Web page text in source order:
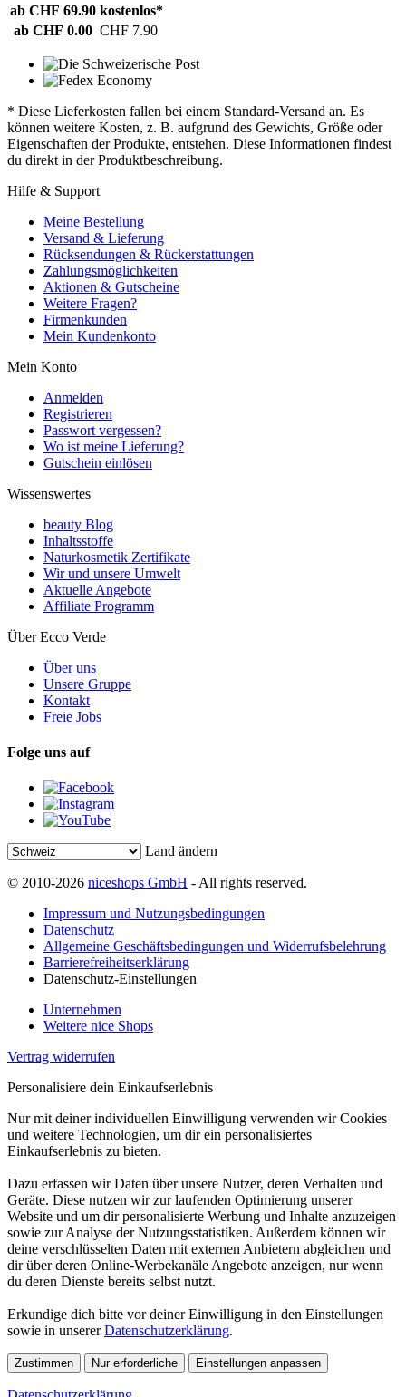
ab CHF 69.90 kostenlos*
ab CHF 0.00 CHF 7.90
* Diese Lieferkosten fallen bei einem Standard-Versand an. Es
können weitere Kosten, z. B. aufgrund des Gewichts, Größe oder
Eigenschaften der Produkte, entstehen. Diese Informationen findest
du direkt in der Produktbeschreibung.
Hilfe & Support
Meine Bestellung
Versand & Lieferung
Rücksendungen & Rückerstattungen
Zahlungsmöglichkeiten
Aktionen & Gutscheine
Weitere Fragen?
Firmenkunden
Mein Kundenkonto
Mein Konto
Anmelden
Registrieren
Passwort vergessen?
Wo ist meine Lieferung?
Gutschein einlösen
Wissenswertes
beauty Blog
Inhaltsstoffe
Naturkosmetik Zertifikate
Wir und unsere Umwelt
Aktuelle Angebote
Affiliate Programm
Über Ecco Verde
Über uns
Unsere Gruppe
Kontakt
Freie Jobs
Folge uns auf
Land ändern
© 2010-2026 niceshops GmbH - All rights reserved.
Impressum und Nutzungsbedingungen
Datenschutz
Allgemeine Geschäftsbedingungen und Widerrufsbelehrung
Barrierefreiheitserklärung
Datenschutz-Einstellungen
Unternehmen
Weitere nice Shops
Vertrag widerrufen
Personalisiere dein Einkaufserlebnis
Nur mit deiner individuellen Einwilligung verwenden wir Cookies
und weitere Technologien, um dir ein personalisiertes
Einkaufserlebnis zu bieten.
Dazu erfassen wir Daten über unsere Nutzer, deren Verhalten und
Geräte. Diese nutzen wir zur laufenden Optimierung unserer
Website und um dir personalisierte Werbung und Inhalte anzuzeigen
sowie zur Analyse der Nutzungsstatistiken. Außerdem können wir
deine verschlüsselten Daten mit externen Anbietern abgleichen und
dir über deren Online-Werbekanäle Angebote anzeigen, nur wenn
du deren Dienste bereits selbst nutzt.
Erkundige dich bitte vor deiner Einwilligung in den Einstellungen
sowie in unsererDatenschutzerklärung.
Zustimmen Nur erforderliche Einstellungen anpassen